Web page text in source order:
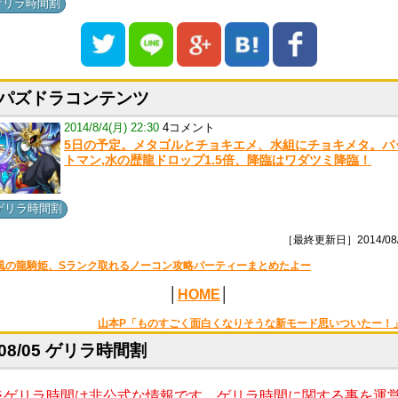
リラ時間割
ズドラコンテンツ
2014/8/4(月) 22:30 4コメント
5日の予定。メタゴルとチョキエメ、水組にチョキメタ。バ
トマン,水の歴龍ドロップ1.5倍、降臨はワダツミ降臨！
リラ時間割
［最終更新日］2014/
の龍騎姫、Sランク取れるノーコン攻略パーティーまとめたよー
HOME
山本P「ものすごく面白くなりそうな新モード思いついたー！」
05 ゲリラ時間割